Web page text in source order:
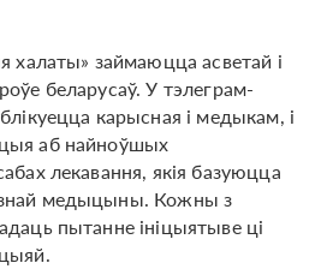
халаты» займаюцца асветай і
беларусаў. У тэлеграм-
карысная і медыкам, і
аб найноўшых
лекавання, якія базуюцца
медыцыны. Кожны з
пытанне ініцыятыве ці